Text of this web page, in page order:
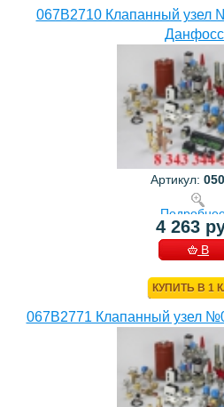
067B2710 Клапанный узел
Артикул:
4 263
В
КУПИТЬ В 1
067B2771 Клапанный узел